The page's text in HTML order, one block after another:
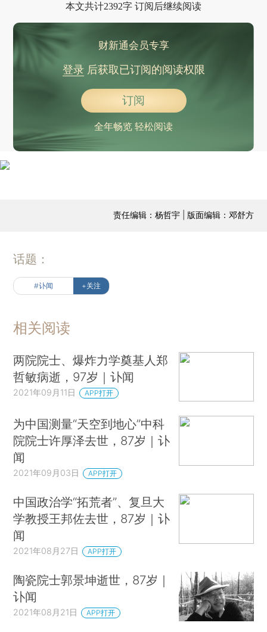
本文共计2392字 订阅后继续阅读
财新通会员专享
登录后获取已订阅的阅读权限
订阅
全年畅览 轻松阅读
责任编辑：杨哲宇 | 版面编辑：邓舒方
话题：
#讣闻 +关注
相关阅读
两院院士、爆炸力学奠基人郑
哲敏病逝，97岁｜讣闻
2021年09月11日 APP打开
为中国测量“天空到地心”中科
院院士许厚泽去世，87岁｜讣
闻
2021年09月03日 APP打开
中国政治学“拓荒者”、复旦大
学教授王邦佐去世，87岁｜讣
闻
2021年08月27日 APP打开
陶瓷院士郭景坤逝世，87岁｜
讣闻
2021年08月21日 APP打开